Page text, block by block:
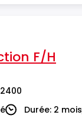
F/H
DuréeDurée: 2 mois